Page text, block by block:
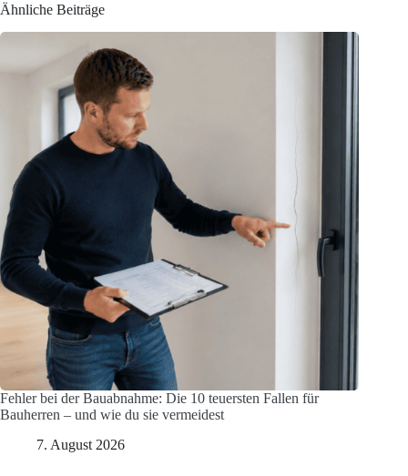
Ähnliche Beiträge
Fehler bei der Bauabnahme: Die 10 teuersten Fallen für
Bauherren – und wie du sie vermeidest
7. August 2026